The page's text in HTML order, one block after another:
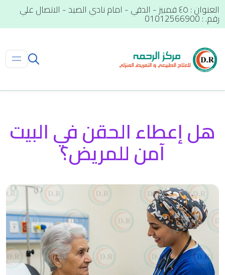
العنوان : ٤٥ قمبيز - الدقي - امام نادي الصيد - الاتصال علي
رقم. : 01012566900
هل إعطاء الحقن في البيت
آمن للمريض؟